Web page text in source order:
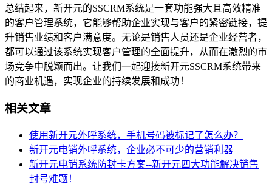
总结起来，新开元的SSCRM系统是一套功能强大且高效精准
的客户管理系统，它能够帮助企业实现与客户的紧密链接，提
升销售业绩和客户满意度。无论是销售人员还是企业经营者，
都可以通过该系统实现客户管理的全面提升，从而在激烈的市
场竞争中脱颖而出。让我们一起迎接新开元SSCRM系统带来
的商业机遇，实现企业的持续发展和成功！
相关文章
使用新开元外呼系统，手机号码被标记了怎么办？
新开元电销外呼系统，企业必不可少的营销利器
新开元电销系统防封卡方案--新开元四大功能解决销售
封号难题！